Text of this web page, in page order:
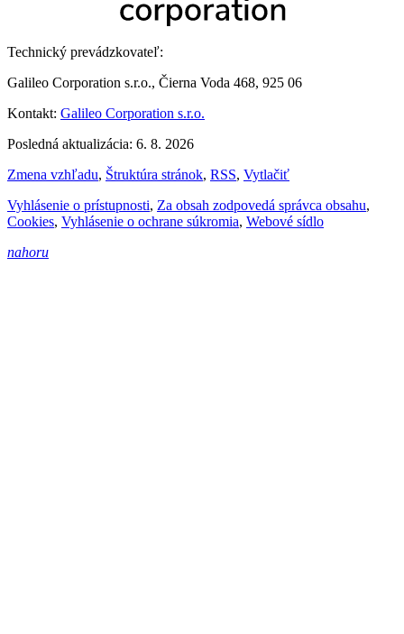
Technický prevádzkovateľ:
Galileo Corporation s.r.o., Čierna Voda 468, 925 06
Kontakt: Galileo Corporation s.r.o.
Posledná aktualizácia: 6. 8. 2026
Zmena vzhľadu, Štruktúra stránok, RSS, Vytlačiť
Vyhlásenie o prístupnosti, Za obsah zodpovedá správca obsahu,
Cookies, Vyhlásenie o ochrane súkromia, Webové sídlo
nahoru